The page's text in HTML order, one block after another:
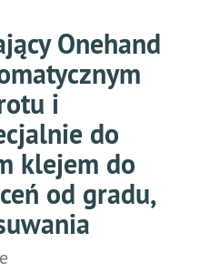
Onehand
i
do
klejem do
od gradu,